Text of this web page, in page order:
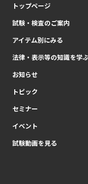
トップページ
試験・検査のご案内
アイテム別にみる
法律・表示等の知識を学
お知らせ
トピック
セミナー
イベント
試験動画を見る